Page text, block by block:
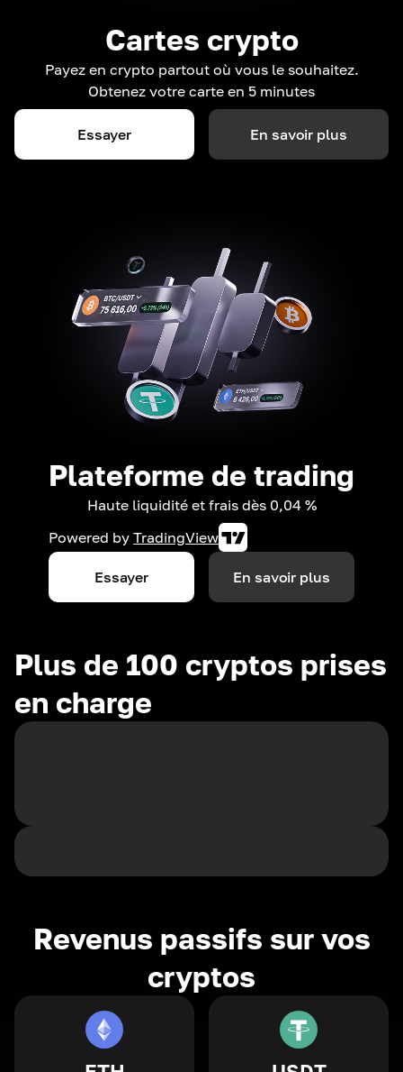
Cartes crypto
Payez en crypto partout où vous le souhaitez.
Obtenez votre carte en 5 minutes
Essayer En savoir plus
Plateforme de trading
Haute liquidité et frais dès 0,04 %
Powered by TradingView
Essayer En savoir plus
Plus de 100 cryptos prises
en charge
Revenus passifs sur vos
cryptos